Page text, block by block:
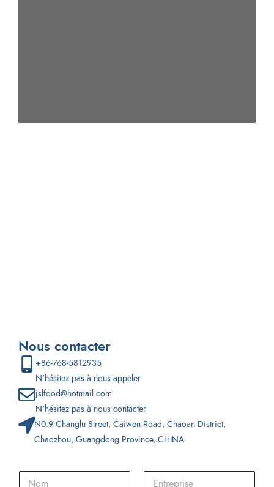
Nous contacter
+86-768-5812935
N'hésitez pas à nous appeler
jslfood@hotmail.com
N'hésitez pas à nous contacter
N0.9 Changlu Street, Caiwen Road, Chaoan District,
Chaozhou, Guangdong Province, CHINA